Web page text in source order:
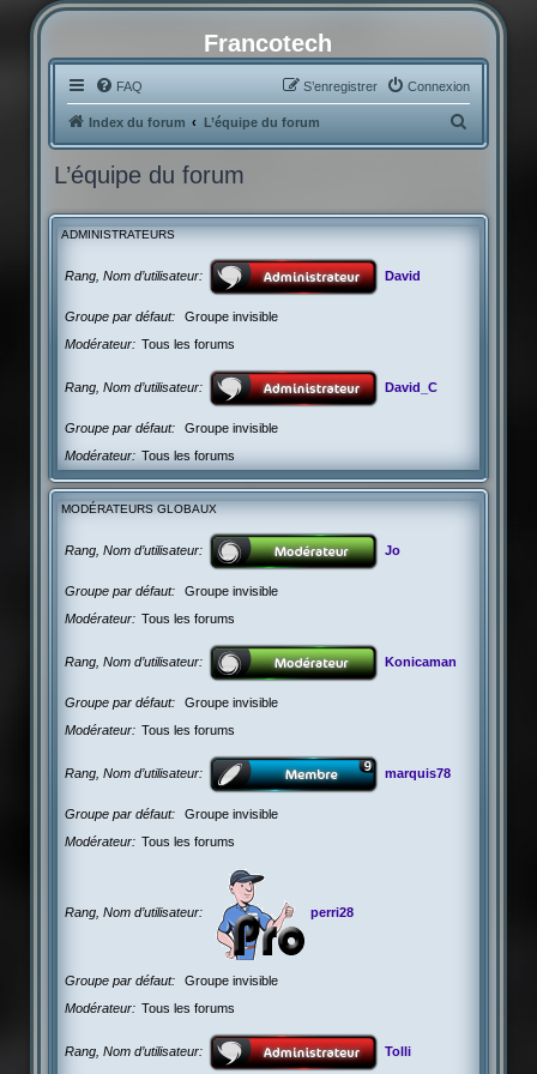
Francotech
FAQ Connexion
S’enregistrer
Index du forum L’équipe du forum
e
L’équipe du forum
ADMINISTRATEURS
Rang, Nom d’utilisateur David
Groupe par défaut
Groupe invisible
Modérateur
Tous les forums
Rang, Nom d’utilisateur David_C
Groupe par défaut
Groupe invisible
Modérateur
Tous les forums
MODÉRATEURS GLOBAUX
Rang, Nom d’utilisateur Jo
Groupe par défaut
Groupe invisible
Modérateur
Tous les forums
Rang, Nom d’utilisateur Konicaman
Groupe par défaut
Groupe invisible
Modérateur
Tous les forums
Rang, Nom d’utilisateur marquis78
Groupe par défaut
Groupe invisible
Modérateur
Tous les forums
Rang, Nom d’utilisateur perri28
Groupe par défaut
Groupe invisible
Modérateur
Tous les forums
Rang, Nom d’utilisateur Tolli